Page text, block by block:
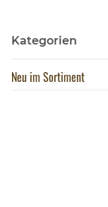
Kategorien
Neu im Sortiment